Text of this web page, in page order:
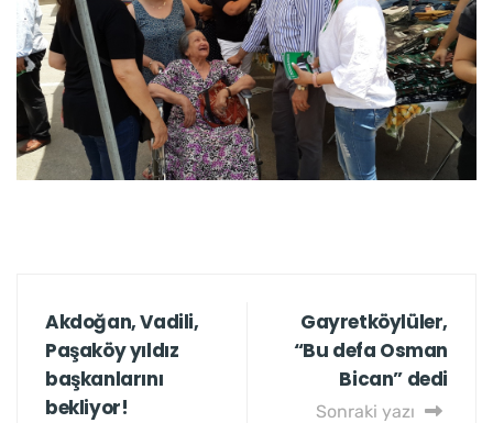
Akdoğan, Vadili,
Paşaköy yıldız
başkanlarını
bekliyor!
Gayretköylüler,
“Bu defa Osman
Bican” dedi
Sonraki yazı